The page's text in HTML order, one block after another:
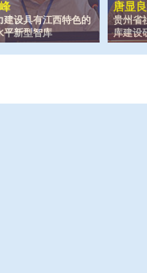
建设具有江西特色的
平新型智库
唐显良
贵州省
库建设